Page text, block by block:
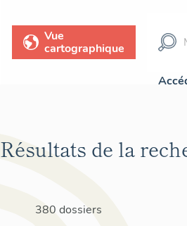
Vue
cartographique
Résultats de la
380 dossiers